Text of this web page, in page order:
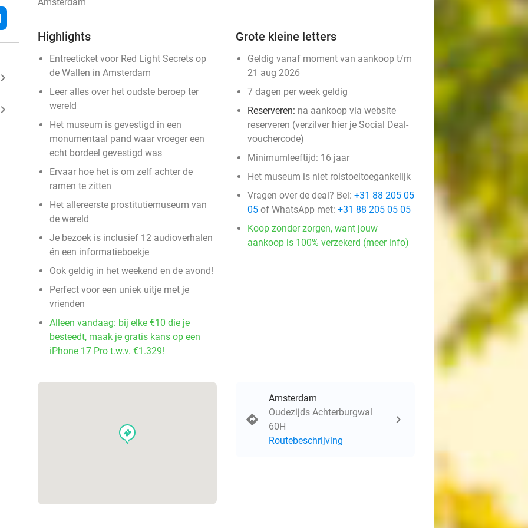
keyboard_arrow_right
keyboard_arrow_right
Highlights
Entreeticket voor Red Light Secrets op
de Wallen in Amsterdam
Leer alles over het oudste beroep ter
wereld
Het museum is gevestigd in een
monumentaal pand waar vroeger een
echt bordeel gevestigd was
Ervaar hoe het is om zelf achter de
ramen te zitten
Het allereerste prostitutiemuseum van
de wereld
Je bezoek is inclusief 12 audioverhalen
én een informatieboekje
Ook geldig in het weekend en de avond!
Perfect voor een uniek uitje met je
vrienden
Alleen vandaag: bij elke €10 die je
besteedt, maak je gratis kans op een
iPhone 17 Pro t.w.v. €1.329!
Grote kleine letters
Geldig vanaf moment van aankoop t/m
21 aug 2026
7 dagen per week geldig
Reserveren: na aankoop via website
reserveren (verzilver hier je Social Deal-
vouchercode)
Minimumleeftijd: 16 jaar
Het museum is niet rolstoeltoegankelijk
Vragen over de deal? Bel: +31 88 205 05
05 of WhatsApp met: +31 88 205 05 05
Koop zonder zorgen, want jouw
aankoop is 100% verzekerd (meer info)
events
Amsterdam
Oudezijds Achterburgwal
60H
Routebeschrijving